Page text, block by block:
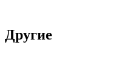
Другие